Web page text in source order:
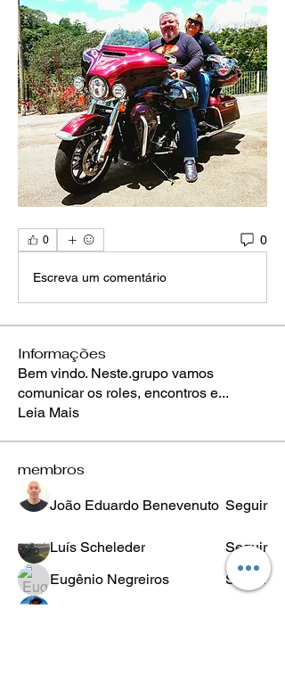
0 0
Escreva um comentário
Informações
Bem vindo. Neste.grupo vamos
comunicar os roles, encontros e...
Leia Mais
membros
João Eduardo Benevenuto Seguir
Luís Scheleder
Seguir
Eugênio Negreiros
Seguir